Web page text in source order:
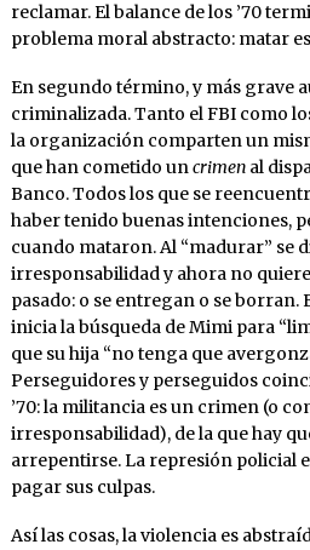
reclamar. El balance de los ’70
problema moral abstracto: matar
En segundo término, y más grave
criminalizada. Tanto el FBI como
la organización comparten un
que han cometido uncrimenal
Banco. Todos los que se
haber tenido buenas intenciones,
cuando mataron. Al “madurar” se
irresponsabilidad y ahora no
pasado: o se entregan o se
inicia la búsqueda de Mimi para
que su hija “no tenga que
Perseguidores y perseguidos
’70: la militancia es un crimen (o
irresponsabilidad), de la que hay
arrepentirse. La represión policial
pagar sus culpas.
Así las cosas, la violencia es